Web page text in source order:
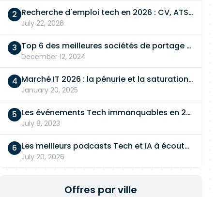
Recherche d'emploi tech en 2026 : CV, ATS, entretien… On vous dit tout
July 22, 2026
Top 6 des meilleures sociétés de portage salarial
December 12, 2024
Marché IT 2026 : la pénurie et la saturation, en même temps
January 20, 2025
Les événements Tech immanquables en 2026
July 8, 2023
Les meilleurs podcasts Tech et IA à écouter en 2026
July 20, 2026
Offres par ville